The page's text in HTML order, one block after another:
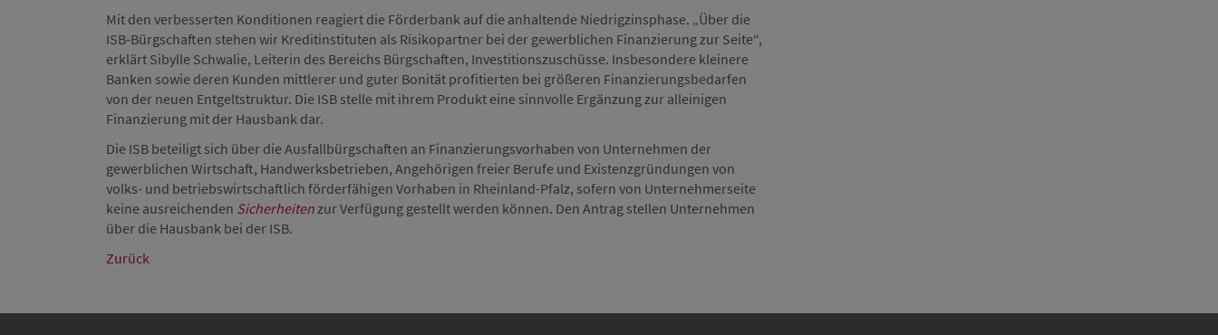
Mit den verbesserten Konditionen reagiert die Förderbank auf die anhaltende Niedrigzinsphase. „Über die
ISB-Bürgschaften stehen wir Kreditinstituten als Risikopartner bei der gewerblichen Finanzierung zur Seite“,
erklärt Sibylle Schwalie, Leiterin des Bereichs Bürgschaften, Investitionszuschüsse. Insbesondere kleinere
Banken sowie deren Kunden mittlerer und guter Bonität profitierten bei größeren Finanzierungsbedarfen
von der neuen Entgeltstruktur. Die ISB stelle mit ihrem Produkt eine sinnvolle Ergänzung zur alleinigen
Finanzierung mit der Hausbank dar.
Die ISB beteiligt sich über die Ausfallbürgschaften an Finanzierungsvorhaben von Unternehmen der
gewerblichen Wirtschaft, Handwerksbetrieben, Angehörigen freier Berufe und Existenzgründungen von
volks- und betriebswirtschaftlich förderfähigen Vorhaben in Rheinland-Pfalz, sofern von Unternehmerseite
keine ausreichenden Sicherheitenzur Verfügung gestellt werden können. Den Antrag stellen Unternehmen
über die Hausbank bei der ISB.
Zurück